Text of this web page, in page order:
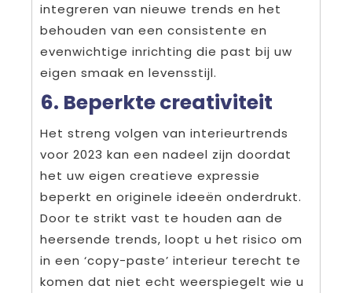
integreren van nieuwe trends en het
behouden van een consistente en
evenwichtige inrichting die past bij uw
eigen smaak en levensstijl.
6. Beperkte creativiteit
Het streng volgen van interieurtrends
voor 2023 kan een nadeel zijn doordat
het uw eigen creatieve expressie
beperkt en originele ideeën onderdrukt.
Door te strikt vast te houden aan de
heersende trends, loopt u het risico om
in een ‘copy-paste’ interieur terecht te
komen dat niet echt weerspiegelt wie u